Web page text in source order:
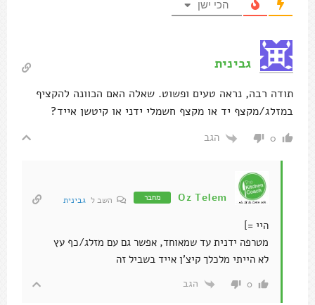
הכי ישן
גבינית
תודה רבה, נראה טעים ופשוט. שאלה האם הכוונה להקציף
במזלג/מקצף יד או מקצף חשמלי ידני או קיטשן אייד?
0 הגב
Oz Telem מחבר השב ל גבינית
היי =]
מטרפה ידנית עד שמאוחד, אפשר גם עם מזלג/כף עץ
לא הייתי מלכלך קיצ'ן אייד בשביל זה
0 הגב